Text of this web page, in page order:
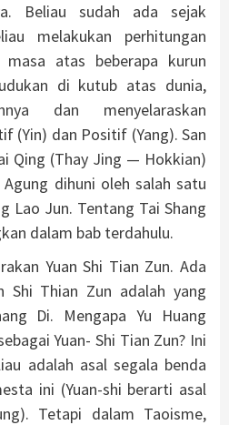
Beliau sudah ada sejak
melakukan perhitungan
atas beberapa kurun
di kutub atas dunia,
dan menyelaraskan
(Yin) dan Positif (Yang). San
Qing (Thay Jing — Hokkian)
dihuni oleh salah satu
Lao Jun. Tentang Tai Shang
dalam bab terdahulu.
Yuan Shi Tian Zun. Ada
Shi Thian Zun adalah yang
Di. Mengapa Yu Huang
Yuan- Shi Tian Zun? Ini
adalah asal segala benda
ini (Yuan-shi berarti asal
Tetapi dalam Taoisme,